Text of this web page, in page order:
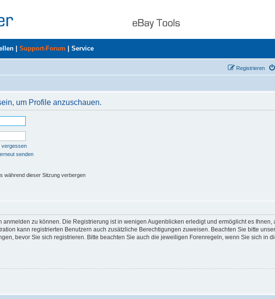
Support-Forum Service
Registrieren
um Profile anzuschauen.
vergessen
senden
während dieser Sitzung verbergen
anmelden zu können. Die Registrierung ist in wenigen Augenblicken erledigt und ermöglicht es Ihnen,
kann registrierten Benutzern auch zusätzliche Berechtigungen zuweisen. Beachten Sie bitte
bevor Sie sich registrieren. Bitte beachten Sie auch die jeweiligen Forenregeln, wenn Sie sich in